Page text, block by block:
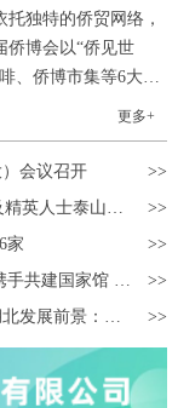
独特的侨贸网络，
侨博会以“侨见世
、侨博市集等6大主
余家，展出展销3
Girolami)在青田友
作。” “科技味”是
戴AR眼镜，即
作全流程。同时，以
博会已成为浙江承
更多+
会议召开
家